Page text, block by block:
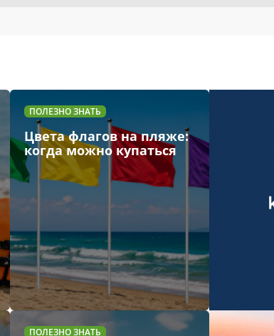
ПОЛЕЗНО ЗНАТЬ
Цвета флагов на пляже:
когда можно купаться
ПОЛЕЗНО ЗНАТЬ